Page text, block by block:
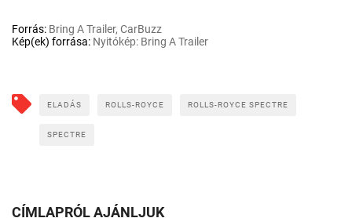
Forrás: Bring A Trailer, CarBuzz
Kép(ek) forrása: Nyitókép: Bring A Trailer
ELADÁS ROLLS-ROYCE ROLLS-ROYCE SPECTRE
SPECTRE
CÍMLAPRÓL AJÁNLJUK